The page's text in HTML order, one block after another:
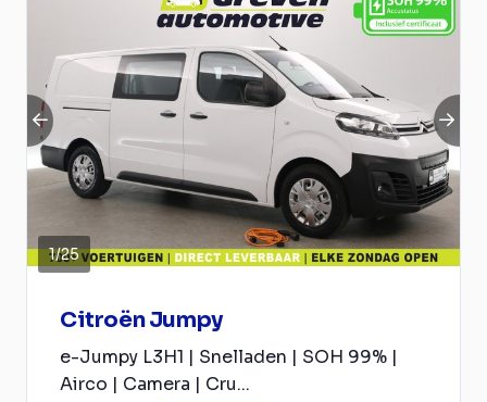
1/25
Citroën Jumpy
e-Jumpy L3H1 | Snelladen | SOH 99% |
Airco | Camera | Cru...